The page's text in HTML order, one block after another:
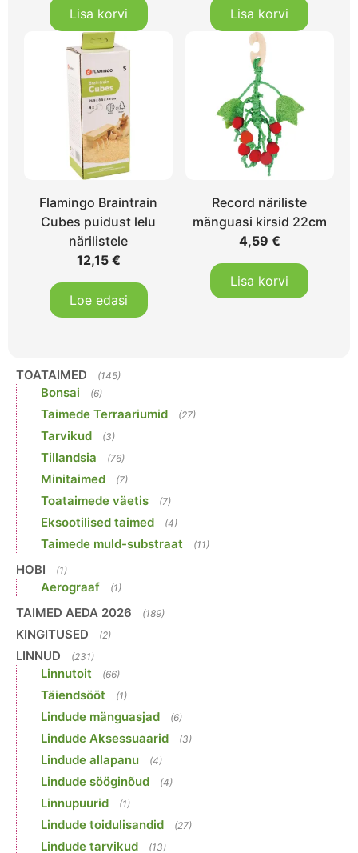
Lisa korvi Lisa korvi
Flamingo Braintrain
Cubes puidust lelu
närilistele
12,15 €
Loe edasi
Record näriliste
mänguasi kirsid 22cm
4,59 €
Lisa korvi
TOATAIMED (145)
Bonsai (6)
Taimede Terraariumid (27)
Tarvikud (3)
Tillandsia (76)
Minitaimed (7)
Toataimede väetis (7)
Eksootilised taimed (4)
Taimede muld-substraat (11)
HOBI (1)
Aerograaf (1)
TAIMED AEDA 2026 (189)
KINGITUSED (2)
LINNUD (231)
Linnutoit (66)
Täiendsööt (1)
Lindude mänguasjad (6)
Lindude Aksessuaarid (3)
Lindude allapanu (4)
Lindude sööginõud (4)
Linnupuurid (1)
Lindude toidulisandid (27)
Lindude tarvikud (13)